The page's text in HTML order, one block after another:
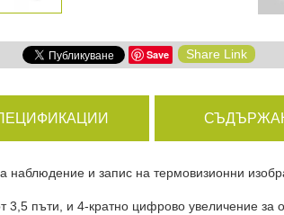
Save Share Link
наблюдение и запис на термовизионни
пъти, и 4-кратно цифрово увеличение за